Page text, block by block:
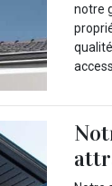
notre